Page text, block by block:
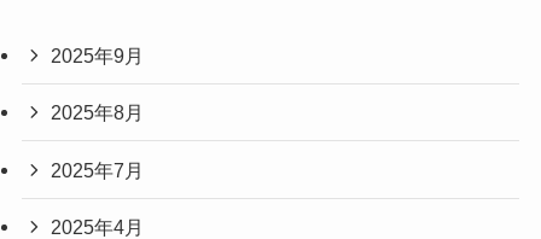
2025年9月
2025年8月
2025年7月
2025年4月